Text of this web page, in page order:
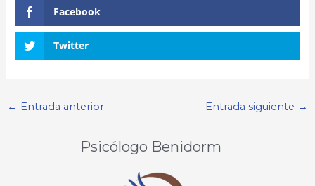
Facebook
Twitter
← Entrada anterior Entrada siguiente →
Psicólogo Benidorm